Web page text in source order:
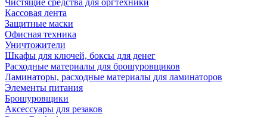
Чистящие средства для оргтехники
Кассовая лента
Защитные маски
Офисная техника
Уничтожители
Шкафы для ключей, боксы для денег
Расходные материалы для брошуровщиков
Ламинаторы, расходные материалы для ламинаторов
Элементы питания
Брошуровщики
Аксессуары для резаков